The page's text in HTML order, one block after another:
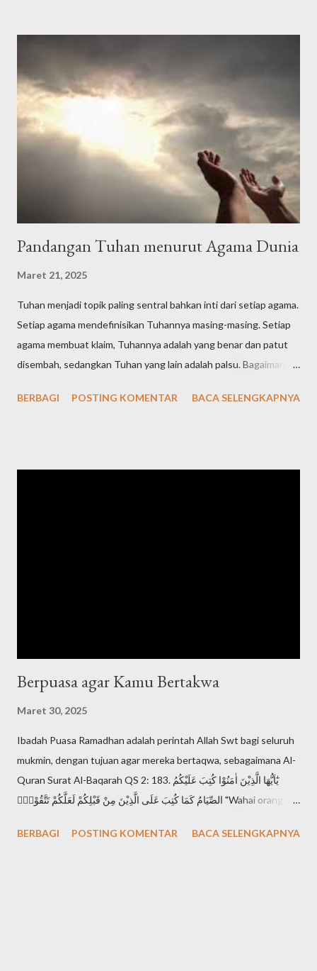
وَالْمُرْسَلِيْنَ وَعَلَى اَلِهِ وَصَحْبِهِ أَجْمَعِيْنَ أَمَّا بَعْدُ Alhamdulillahi
rabbil’aalamiin, wash-sholaatu wassalaamu ‘ala isyrofil anbiyaa i
walmursaliin, wa’alaa alihi washohbihii ajma’iin ammaba’adu .
Artinya: Segala puji bagi Allah Tuhan seluruh alam. Semoga
shalawat dan ...
Pandangan Tuhan menurut Agama Dunia
Maret 21, 2025
Tuhan menjadi topik paling sentral bahkan inti dari setiap agama.
Setiap agama mendefinisikan Tuhannya masing-masing. Setiap
agama membuat klaim, Tuhannya adalah yang benar dan patut
disembah, sedangkan Tuhan yang lain adalah palsu. Bagaimana
Yahudi (Yudaisme) Meski ajaran Yahudi telah diajarkan sejak Nabi
BERBAGI POSTING KOMENTAR BACA SELENGKAPNYA
Berpuasa agar Kamu Bertakwa
Maret 30, 2025
Ibadah Puasa Ramadhan adalah perintah Allah Swt bagi seluruh
mukmin, dengan tujuan agar mereka bertaqwa, sebagaimana Al-
Quran Surat Al-Baqarah QS 2: 183. يٰٓاَيُّهَا الَّذِيْنَ اٰمَنُوْا كُتِبَ عَلَيْكُمُ
الصِّيَامُ كَمَا كُتِبَ عَلَى الَّذِيْنَ مِنْ قَبْلِكُمْ لَعَلَّكُمْ تَتَّقُوْنَۙ "Wahai orang-
sebagaimana diwajibkan atas orang-orang sebelum kamu agar
BERBAGI POSTING KOMENTAR BACA SELENGKAPNYA